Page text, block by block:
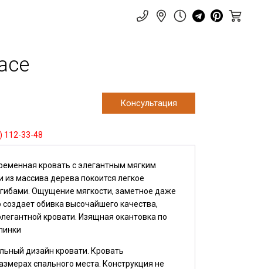
Консультация
112-33-48
кровать с элегантным мягким
из массива дерева покоится легкое
Ощущение мягкости, заметное даже
обивка высочайшего качества,
кровати. Изящная окантовка по
дизайн кровати. Кровать
спального места. Конструкция не